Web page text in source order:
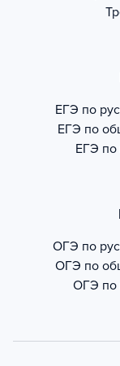
ЕГЭ по
ЕГЭ по
ЕГЭ по
ОГЭ по
ОГЭ по
ОГЭ по